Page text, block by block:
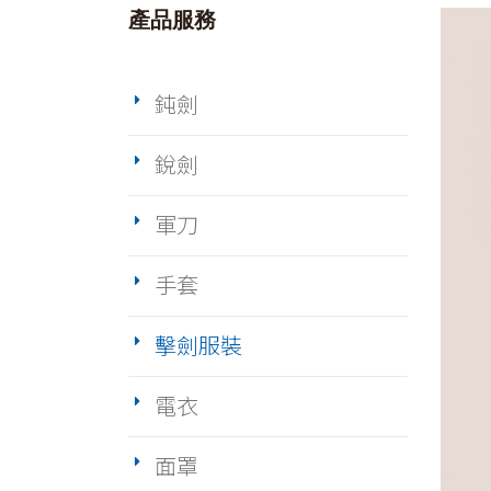
產品服務
鈍劍
銳劍
軍刀
手套
擊劍服裝
電衣
面罩